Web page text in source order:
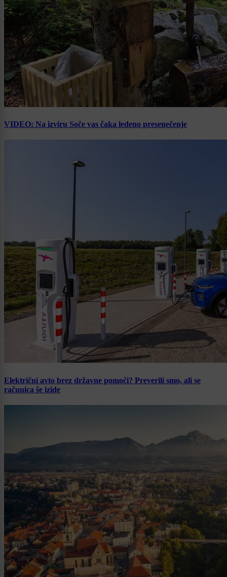
VIDEO: Na izviru Soče vas čaka ledeno presenečenje
Električni avto brez državne pomoči? Preverili smo, ali se
računica še izide